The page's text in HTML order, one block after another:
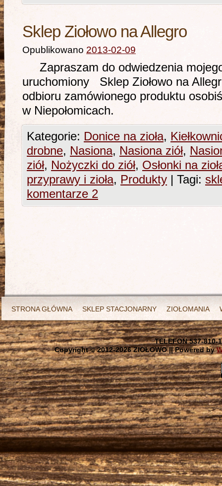
Sklep Ziołowo na Allegro
Opublikowano 2013-02-09
Zapraszam do odwiedzenia
uruchomiony Sklep Ziołowo na
odbioru zamówionego produktu
w Niepołomicach.
Kategorie: Donice na zioła,
drobne, Nasiona, Nasiona ziół,
ziół, Nożyczki do ziół, Osłonki na
przyprawy i zioła, Produkty | Tagi:
komentarze 2
STRONA GŁÓWNA SKLEP STACJONARNY ZIOŁOMANIA
TELEFON 537-810-
Copyright © 2012-2026 ZIOŁOWO || Powered by